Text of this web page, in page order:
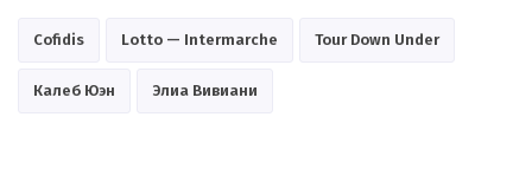
Cofidis Lotto — Intermarche Tour Down Under
Калеб Юэн Элиа Вивиани